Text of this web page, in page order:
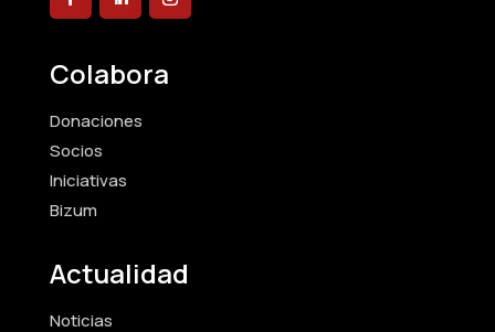
Colabora
Donaciones
Socios
Iniciativas
Bizum
Actualidad
Noticias